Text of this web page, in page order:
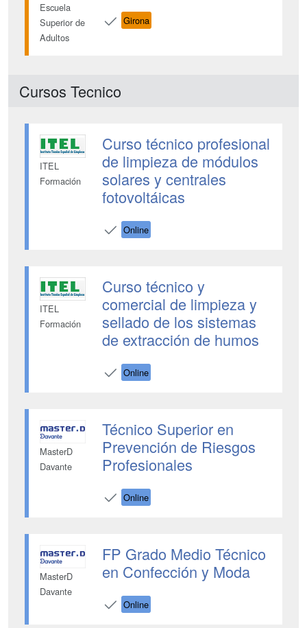
Escuela
Superior de
Adultos
Girona
Cursos Tecnico
ITEL
Formación
Curso técnico profesional
de limpieza de módulos
solares y centrales
fotovoltáicas
Online
ITEL
Formación
Curso técnico y
comercial de limpieza y
sellado de los sistemas
de extracción de humos
Online
MasterD
Davante
Técnico Superior en
Prevención de Riesgos
Profesionales
Online
MasterD
Davante
FP Grado Medio Técnico
en Confección y Moda
Online